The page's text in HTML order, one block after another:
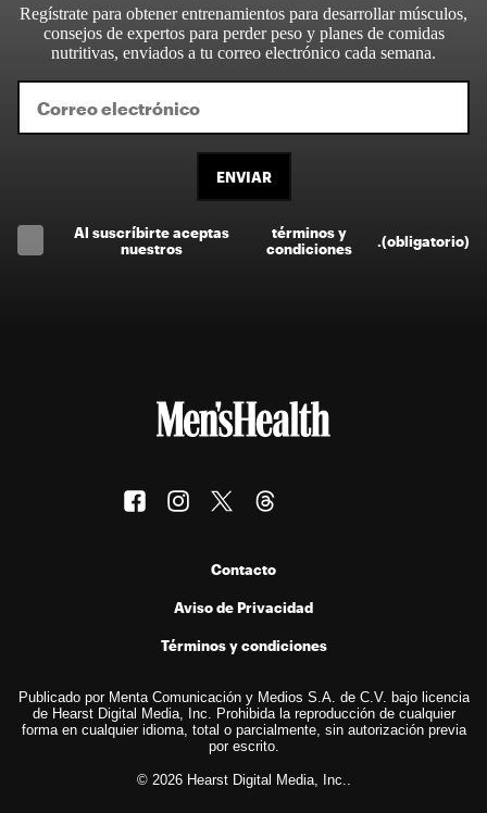
Regístrate para obtener entrenamientos para desarrollar músculos,
consejos de expertos para perder peso y planes de comidas
nutritivas, enviados a tu correo electrónico cada semana.
ENVIAR
Al suscríbirte aceptas
nuestros
términos y
condiciones
(obligatorio)
Contacto
Aviso de Privacidad
Términos y condiciones
Publicado por Menta Comunicación y Medios S.A. de C.V. bajo licencia
de Hearst Digital Media, Inc. Prohibida la reproducción de cualquier
forma en cualquier idioma, total o parcialmente, sin autorización previa
por escrito.
© 2026 Hearst Digital Media, Inc..